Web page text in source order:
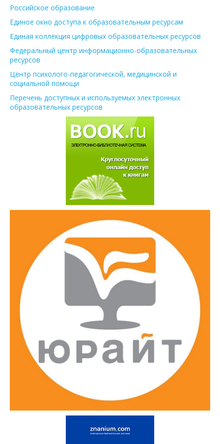
Российское образование
Единое окно доступа к образовательным ресурсам
Единая коллекция цифровых образовательных ресурсов
Федеральный центр информационно-образовательных
ресурсов
Центр психолого-педагогической, медицинской и
социальной помощи
Перечень доступных и используемых электронных
образовательных ресурсов